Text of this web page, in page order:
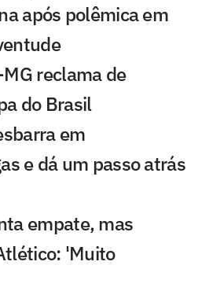
após polêmica em
reclama de
do Brasil
em
e dá um passo atrás
empate, mas
'Muito